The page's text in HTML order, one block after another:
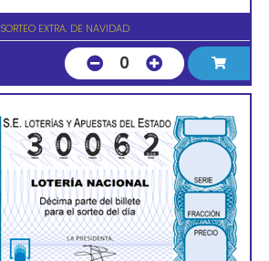
SORTEO EXTRA. DE NAVIDAD
0